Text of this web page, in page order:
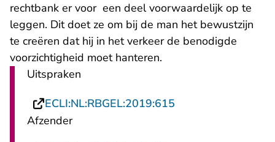
rechtbank er voor een deel voorwaardelijk op te
leggen. Dit doet ze om bij de man het bewustzijn
te creëren dat hij in het verkeer de benodigde
voorzichtigheid moet hanteren.
Uitspraken
ECLI:NL:RBGEL:2019:615
Afzender